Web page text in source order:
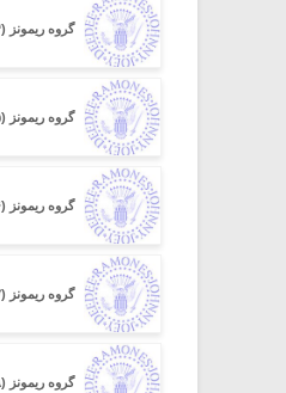
گروه ریمونز (۴)
گروه ریمونز (۵)
گروه ریمونز (۶)
گروه ریمونز (۷)
گروه ریمونز (۸)